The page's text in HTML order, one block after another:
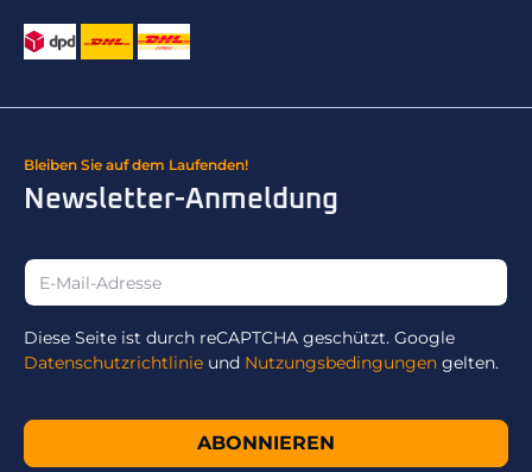
Bleiben Sie auf dem Laufenden!
Newsletter-Anmeldung
ABONNIEREN
Diese Seite ist durch reCAPTCHA geschützt. Google
Datenschutzrichtlinie und Nutzungsbedingungen gelten.